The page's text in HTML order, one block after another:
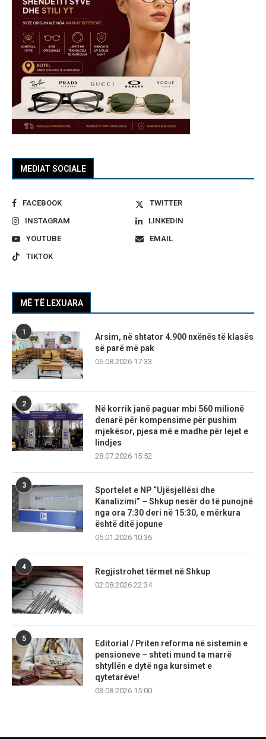
MEDIAT SOCIALE
FACEBOOK
TWITTER
INSTAGRAM
LINKEDIN
YOUTUBE
EMAIL
TIKTOK
MË TË LEXUARA
1
Arsim, në shtator 4.900 nxënës të klasës
së parë më pak
06.08.2026 17:33
2
Në korrik janë paguar mbi 560 milionë
denarë për kompensime për pushim
mjekësor, pjesa më e madhe për lejet e
lindjes
28.07.2026 15:52
3
Sportelet e NP “Ujësjellësi dhe
Kanalizimi” – Shkup nesër do të punojnë
nga ora 7:30 deri në 15:30, e mërkura
është ditë jopune
05.01.2026 10:36
4
Regjistrohet tërmet në Shkup
02.08.2026 22:34
5
Editorial / Priten reforma në sistemin e
pensioneve – shteti mund ta marrë
shtyllën e dytë nga kursimet e
qytetarëve!
03.08.2026 15:00